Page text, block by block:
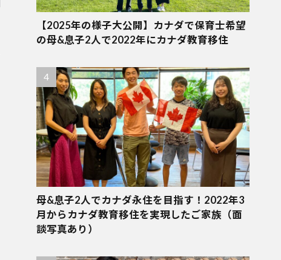
【2025年の様子大公開】カナダで保育士希望
の母&息子2人で2022年にカナダ教育移住
母&息子2人でカナダ永住を目指す！2022年3
月からカナダ教育移住を実現したご家族（面
談写真あり）